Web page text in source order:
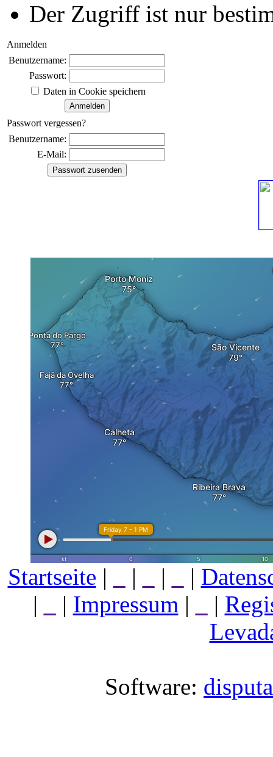
Der Zugriff ist nur
Anmelden
Benutzername:
Passwort:
Daten in Cookie speichern
Passwort vergessen?
Benutzername:
E-Mail:
Startseite | | | |
|
| Impressum | |
Software: